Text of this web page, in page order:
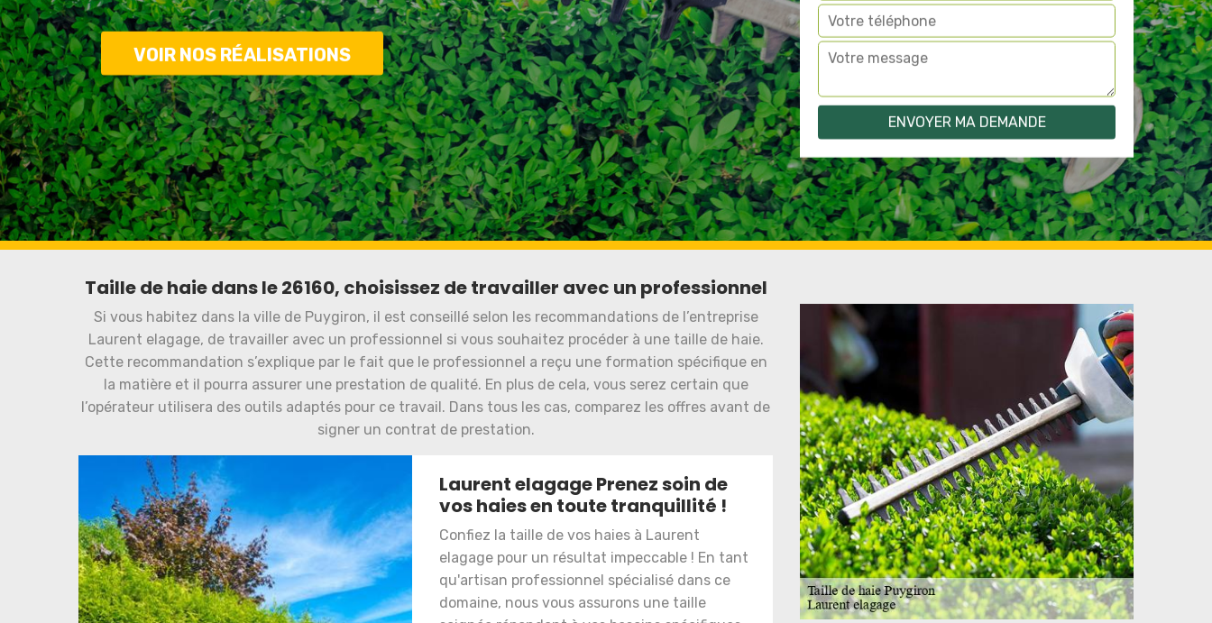
VOIR NOS RÉALISATIONS
Taille de haie dans le 26160, choisissez de travailler avec un professionnel
Si vous habitez dans la ville de Puygiron, il est conseillé selon les recommandations de l’entreprise
Laurent elagage, de travailler avec un professionnel si vous souhaitez procéder à une taille de haie.
Cette recommandation s’explique par le fait que le professionnel a reçu une formation spécifique en
la matière et il pourra assurer une prestation de qualité. En plus de cela, vous serez certain que
l’opérateur utilisera des outils adaptés pour ce travail. Dans tous les cas, comparez les offres avant de
signer un contrat de prestation.
Laurent elagage Prenez soin de
vos haies en toute tranquillité !
Confiez la taille de vos haies à Laurent
elagage pour un résultat impeccable ! En tant
qu'artisan professionnel spécialisé dans ce
domaine, nous vous assurons une taille